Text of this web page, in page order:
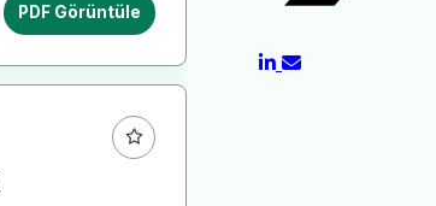
PDF Görüntüle